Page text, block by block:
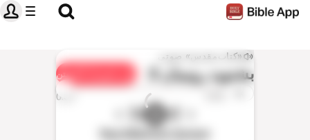
«کتاب‌مقدس» صوتی
بشنويدرومیان 3 به اشتراک گذاشتن
0:00
New Millenium Version